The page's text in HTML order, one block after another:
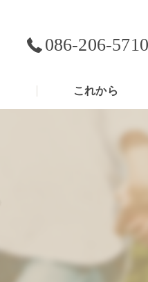
086-206-5710
これから